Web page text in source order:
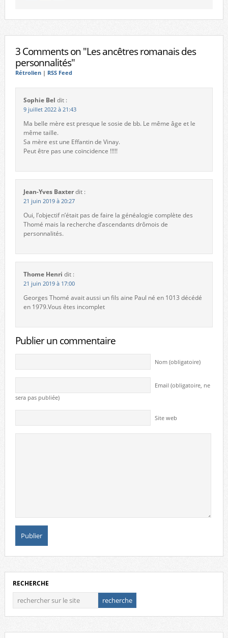
3 Comments on "Les ancêtres romanais des
personnalités"
Rétrolien| RSS Feed
Sophie Bel dit :
9 juillet 2022 à 21:43
Ma belle mère est presque le sosie de bb. Le même âge et le
même taille.
Sa mère est une Effantin de Vinay.
Peut être pas une coïncidence !!!!!
Jean-Yves Baxterdit :
21 juin 2019 à 20:27
Oui, l’objectif n’était pas de faire la généalogie complète des
Thomé mais la recherche d’ascendants drômois de
personnalités.
Thome Henri dit :
21 juin 2019 à 17:00
Georges Thomé avait aussi un fils aine Paul né en 1013 décédé
en 1979.Vous êtes incomplet
Publier un commentaire
Nom (obligatoire)
Email (obligatoire, ne
sera pas publiée)
Site web
RECHERCHE